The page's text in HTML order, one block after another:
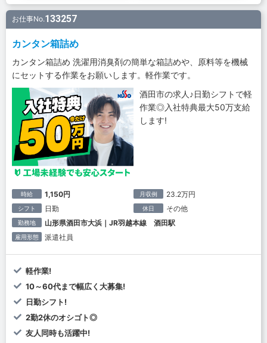
お仕事No.133257
カンタン箱詰め
カンタン箱詰め 洗濯用消臭剤の簡単な箱詰めや、原料等を機械
にセットする作業をお願いします。軽作業です。
酒田市の求人♪日勤シフトで軽
作業◎入社特典最大50万支給
します!
時給 1,150円 月収例 23.2万円
シフト 日勤 休日 その他
勤務地 山形県酒田市大浜｜JR羽越本線 酒田駅
雇用形態 派遣社員
軽作業!
10～60代まで幅広く大募集!
日勤シフト!
2勤2休のオシゴト◎
友人同時も活躍中!